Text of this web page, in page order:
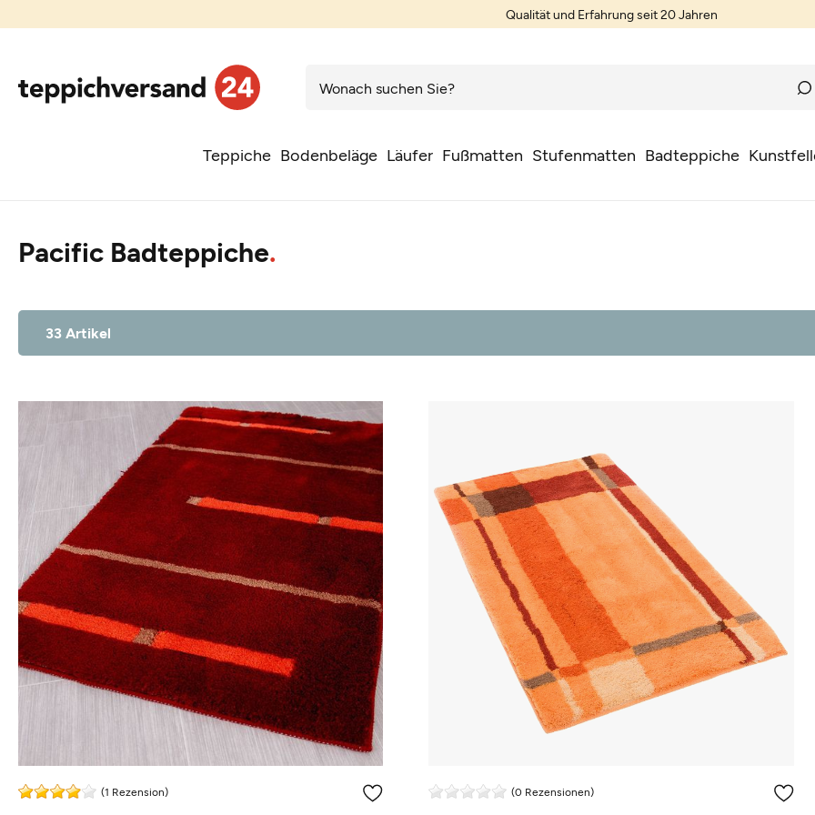
Qualität und Erfahrung seit 20 Jahren
Teppiche Bodenbeläge Läufer Fußmatten Stufenmatten Badteppiche
Pacific Badteppiche
33 Artikel
(1 Rezension) (0 Rezensionen)